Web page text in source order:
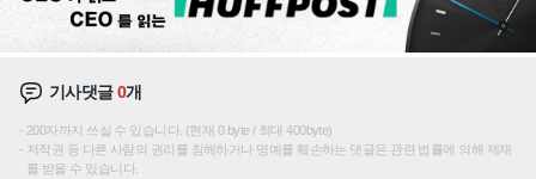
기사댓글0개
200자까지 쓰실 수 있습니다. (현재 0 byte / 최대 400byte)
저작권 등 다른 사람의 권리를 침해하거나 명예를 훼손하는 댓글은 관련 법률에 의해 제재
를 받을 수 있습니다.